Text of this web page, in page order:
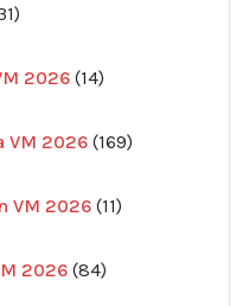
produkter
2026 14
produkter
VM 2026 169
produkter
VM 2026 11
produkter
2026 84
produkter